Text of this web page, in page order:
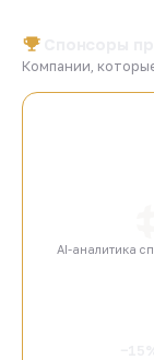
Компании,
AI-аналитика